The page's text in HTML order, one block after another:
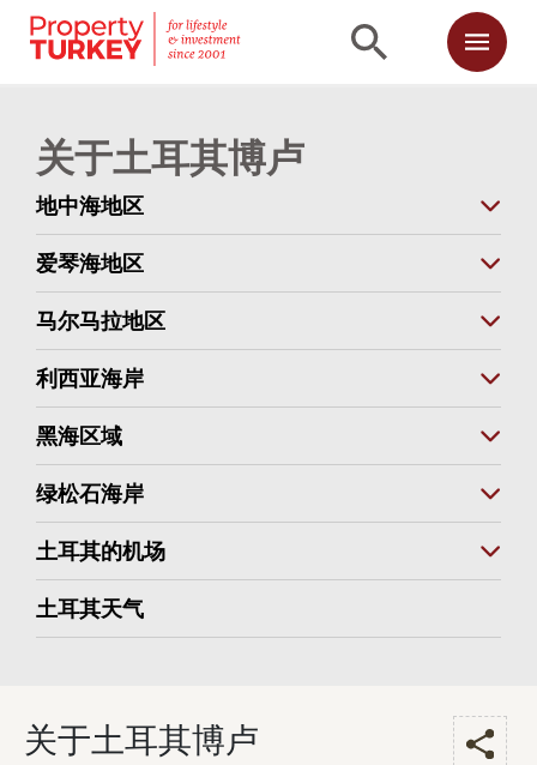
关于土耳其博卢
地中海地区
爱琴海地区
马尔马拉地区
利西亚海岸
黑海区域
绿松石海岸
土耳其的机场
土耳其天气
关于土耳其博卢